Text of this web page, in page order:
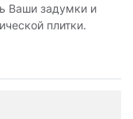
Ваши задумки и
плитки.